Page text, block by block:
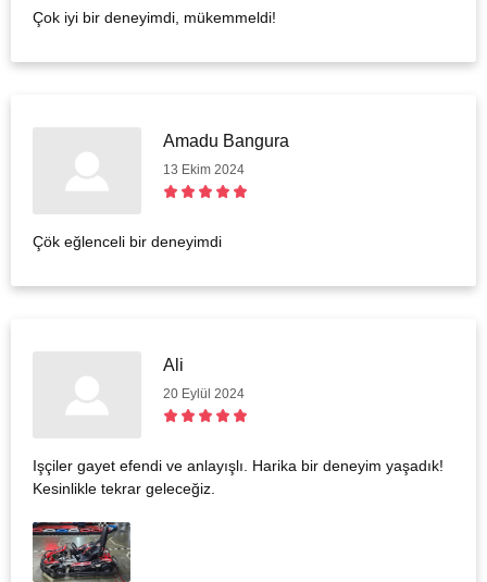
Çok iyi bir deneyimdi, mükemmeldi!
Amadu Bangura
13 Ekim 2024
Çök eğlenceli bir deneyimdi
Ali
20 Eylül 2024
Işçiler gayet efendi ve anlayışlı. Harika bir deneyim yaşadık!
Kesinlikle tekrar geleceğiz.